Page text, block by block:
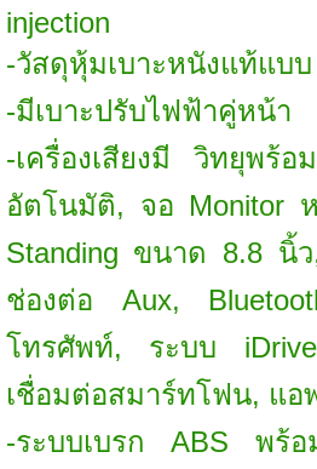
injection
-วัสดุหุ้มเบาะหนังแท้แบ
-มีเบาะปรับไฟฟ้าคู่หน้า
-เครื่องเสียงมี วิทยุพร้อ
อัตโนมัติ, จอ Monitor
Standing ขนาด 8.8 นิ้
ช่องต่อ Aux,
โทรศัพท์, ระบบ
เชื่อมต่อสมาร์ทโฟน, แอ
-ระบบเบรก ABS พร้อ